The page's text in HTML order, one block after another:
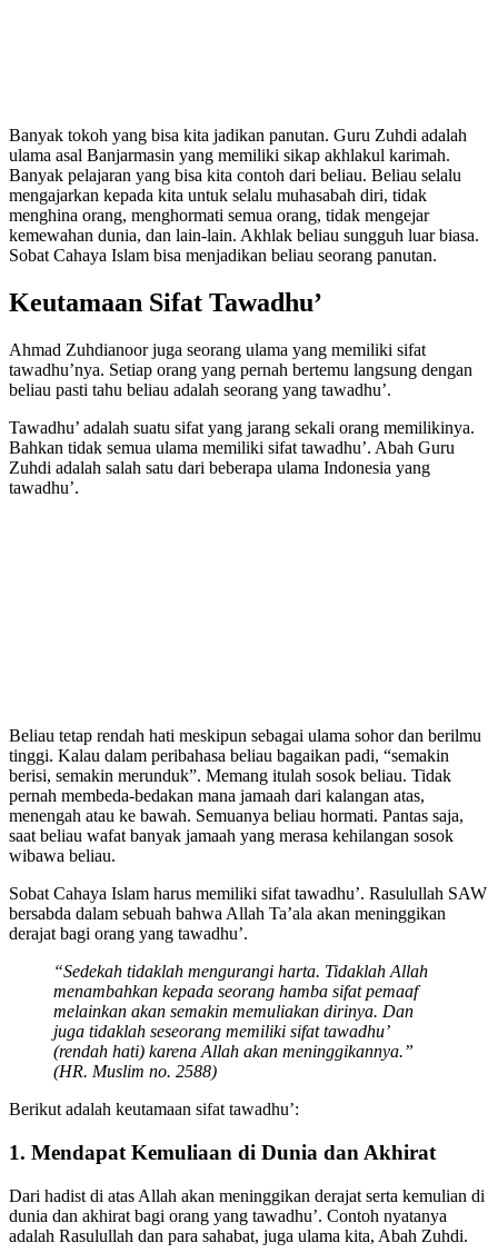
Banyak tokoh yang bisa kita jadikan panutan. Guru Zuhdi adalah
ulama asal Banjarmasin yang memiliki sikap akhlakul karimah.
Banyak pelajaran yang bisa kita contoh dari beliau. Beliau selalu
mengajarkan kepada kita untuk selalu muhasabah diri, tidak
menghina orang, menghormati semua orang, tidak mengejar
kemewahan dunia, dan lain-lain. Akhlak beliau sungguh luar biasa.
Sobat Cahaya Islam bisa menjadikan beliau seorang panutan.
Keutamaan Sifat Tawadhu’
Ahmad Zuhdianoor juga seorang ulama yang memiliki sifat
tawadhu’nya. Setiap orang yang pernah bertemu langsung dengan
beliau pasti tahu beliau adalah seorang yang tawadhu’.
Tawadhu’ adalah suatu sifat yang jarang sekali orang memilikinya.
Bahkan tidak semua ulama memiliki sifat tawadhu’. Abah Guru
Zuhdi adalah salah satu dari beberapa ulama Indonesia yang
tawadhu’.
Beliau tetap rendah hati meskipun sebagai ulama sohor dan berilmu
tinggi. Kalau dalam peribahasa beliau bagaikan padi, “semakin
berisi, semakin merunduk”. Memang itulah sosok beliau. Tidak
pernah membeda-bedakan mana jamaah dari kalangan atas,
menengah atau ke bawah. Semuanya beliau hormati. Pantas saja,
saat beliau wafat banyak jamaah yang merasa kehilangan sosok
wibawa beliau.
Sobat Cahaya Islam harus memiliki sifat tawadhu’. Rasulullah SAW
bersabda dalam sebuah bahwa Allah Ta’ala akan meninggikan
derajat bagi orang yang tawadhu’.
“Sedekah tidaklah mengurangi harta. Tidaklah Allah
menambahkan kepada seorang hamba sifat pemaaf
melainkan akan semakin memuliakan dirinya. Dan
juga tidaklah seseorang memiliki sifat tawadhu’
(rendah hati) karena Allah akan meninggikannya.”
(HR. Muslim no. 2588)
Berikut adalah keutamaan sifat tawadhu’:
1. Mendapat Kemuliaan di Dunia dan Akhirat
Dari hadist di atas Allah akan meninggikan derajat serta kemulian di
dunia dan akhirat bagi orang yang tawadhu’. Contoh nyatanya
adalah Rasulullah dan para sahabat, juga ulama kita, Abah Zuhdi.